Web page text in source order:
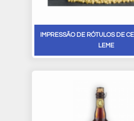
IMPRESSÃO DE RÓTULOS DE
LEME